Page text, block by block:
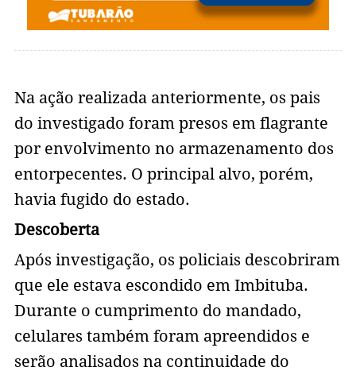
Na ação realizada anteriormente, os pais
do investigado foram presos em flagrante
por envolvimento no armazenamento dos
entorpecentes. O principal alvo, porém,
havia fugido do estado.
Descoberta
Após investigação, os policiais descobriram
que ele estava escondido em Imbituba.
Durante o cumprimento do mandado,
celulares também foram apreendidos e
serão analisados na continuidade do